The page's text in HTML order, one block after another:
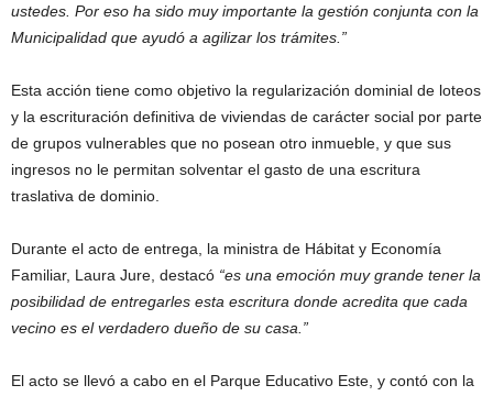
ustedes. Por eso ha sido muy importante la gestión conjunta con la
Municipalidad que ayudó a agilizar los trámites.”
Esta acción tiene como objetivo la regularización dominial de loteos
y la escrituración definitiva de viviendas de carácter social por parte
de grupos vulnerables que no posean otro inmueble, y que sus
ingresos no le permitan solventar el gasto de una escritura
traslativa de dominio.
Durante el acto de entrega, la ministra de Hábitat y Economía
Familiar, Laura Jure, destacó “es una emoción muy grande tener la
posibilidad de entregarles esta escritura donde acredita que cada
vecino es el verdadero dueño de su casa.”
El acto se llevó a cabo en el Parque Educativo Este, y contó con la